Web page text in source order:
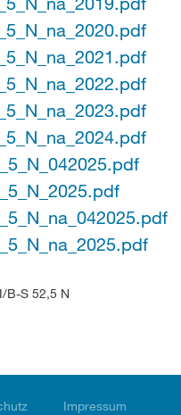
B-S 52,5 N
Impressum